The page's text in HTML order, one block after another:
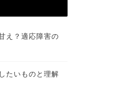
え？適応障害の
たいものと理解